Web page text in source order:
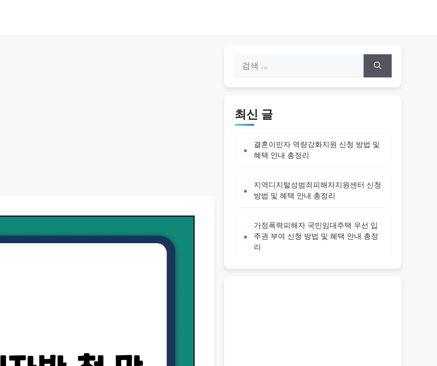
색:
최신 글
결혼이민자 역량강화지원 신청 방법 및
혜택 안내 총정리
지역디지털성범죄피해자지원센터 신청
방법 및 혜택 안내 총정리
가정폭력피해자 국민임대주택 우선 입
주권 부여 신청 방법 및 혜택 안내 총정
리